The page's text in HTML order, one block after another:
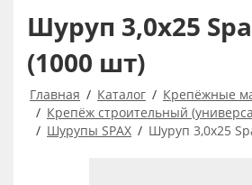
Шуруп 3,0x25
(1000 шт)
Главная Каталог
Крепёжные
Крепёж строительный
Шурупы SPAX
Шуруп 3,0x25